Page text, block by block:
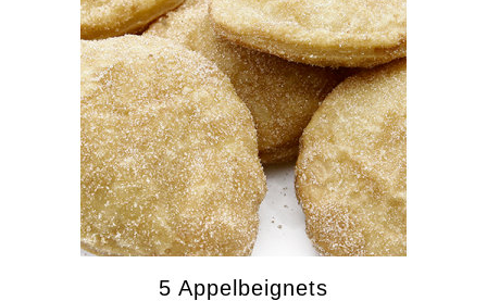
5 Appelbeignets